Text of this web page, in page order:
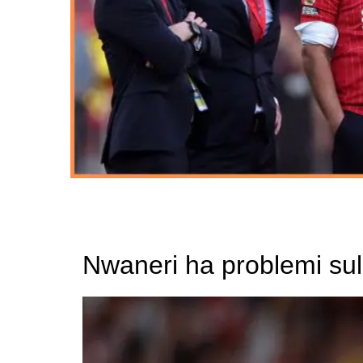
Nwaneri ha problemi